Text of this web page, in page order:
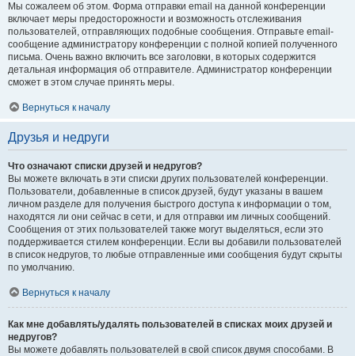
Мы сожалеем об этом. Форма отправки email на данной конференции
включает меры предосторожности и возможность отслеживания
пользователей, отправляющих подобные сообщения. Отправьте email-
сообщение администратору конференции с полной копией полученного
письма. Очень важно включить все заголовки, в которых содержится
детальная информация об отправителе. Администратор конференции
сможет в этом случае принять меры.
Вернуться к началу
Друзья и недруги
Что означают списки друзей и недругов?
Вы можете включать в эти списки других пользователей конференции.
Пользователи, добавленные в список друзей, будут указаны в вашем
личном разделе для получения быстрого доступа к информации о том,
находятся ли они сейчас в сети, и для отправки им личных сообщений.
Сообщения от этих пользователей также могут выделяться, если это
поддерживается стилем конференции. Если вы добавили пользователей
в список недругов, то любые отправленные ими сообщения будут скрыты
по умолчанию.
Вернуться к началу
Как мне добавлять/удалять пользователей в списках моих друзей и
недругов?
Вы можете добавлять пользователей в свой список двумя способами. В